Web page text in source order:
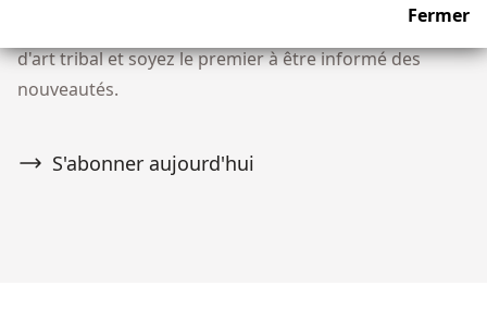
Fermer
notre communauté de plus de 10 000 collectionneurs
d'art tribal et soyez le premier à être informé des
nouveautés.
S'abonner aujourd'hui